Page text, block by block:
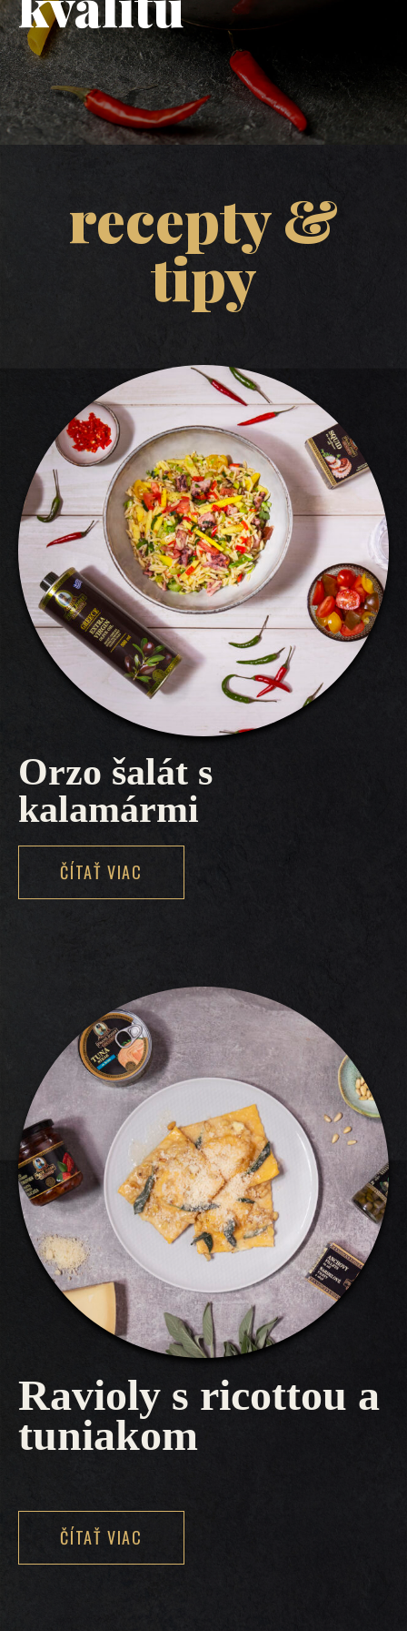
recepty &
tipy
Orzo šalát s
kalamármi
ČÍTAŤ VIAC
Ravioly s ricottou a
tuniakom
ČÍTAŤ VIAC